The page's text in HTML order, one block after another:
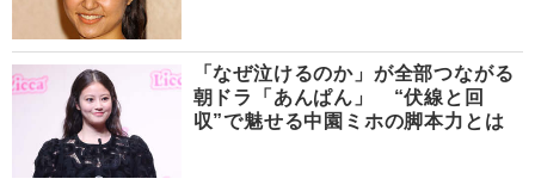
「なぜ泣けるのか」が全部つながる
朝ドラ「あんぱん」 “伏線と回
収”で魅せる中園ミホの脚本力とは